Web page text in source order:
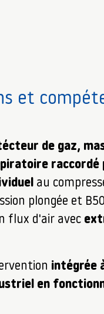
et
de gaz,
raccordé
au
plongée et
flux d'air avec
intégrée
en